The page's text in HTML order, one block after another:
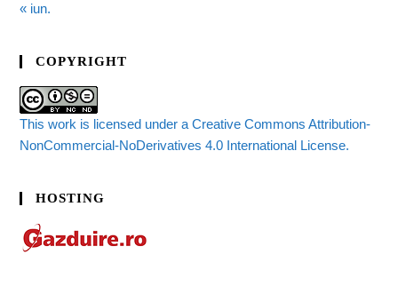
« iun.
COPYRIGHT
This work is licensed under a Creative Commons Attribution-
NonCommercial-NoDerivatives 4.0 International License.
HOSTING